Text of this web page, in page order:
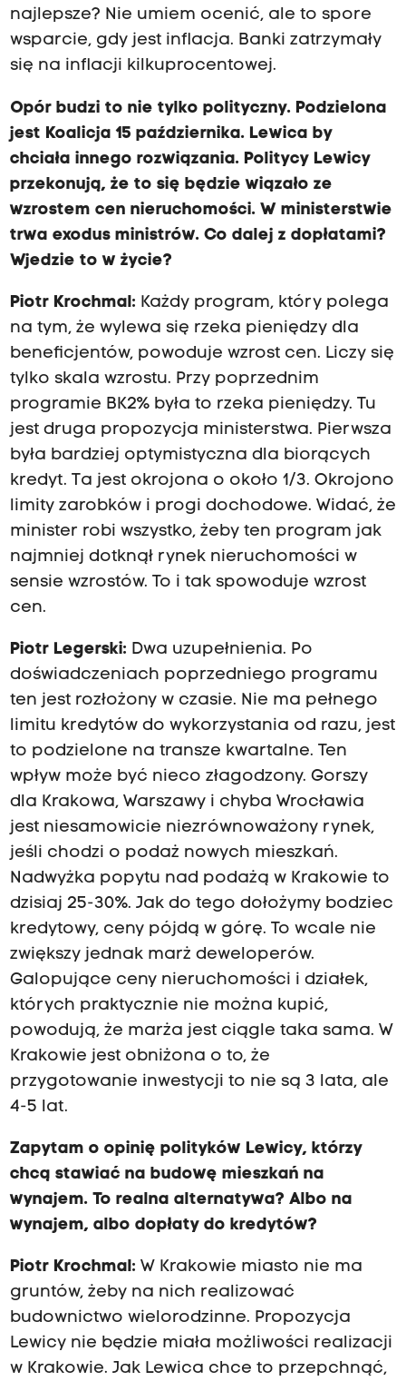
najlepsze? Nie umiem ocenić, ale to spore
wsparcie, gdy jest inflacja. Banki zatrzymały
się na inflacji kilkuprocentowej.
Opór budzi to nie tylko polityczny. Podzielona
jest Koalicja 15 października. Lewica by
chciała innego rozwiązania. Politycy Lewicy
przekonują, że to się będzie wiązało ze
wzrostem cen nieruchomości. W ministerstwie
trwa exodus ministrów. Co dalej z dopłatami?
Wjedzie to w życie?
Piotr Krochmal: Każdy program, który polega
na tym, że wylewa się rzeka pieniędzy dla
beneficjentów, powoduje wzrost cen. Liczy się
tylko skala wzrostu. Przy poprzednim
programie BK2% była to rzeka pieniędzy. Tu
jest druga propozycja ministerstwa. Pierwsza
była bardziej optymistyczna dla biorących
kredyt. Ta jest okrojona o około 1/3. Okrojono
limity zarobków i progi dochodowe. Widać, że
minister robi wszystko, żeby ten program jak
najmniej dotknął rynek nieruchomości w
sensie wzrostów. To i tak spowoduje wzrost
cen.
Piotr Legerski: Dwa uzupełnienia. Po
doświadczeniach poprzedniego programu
ten jest rozłożony w czasie. Nie ma pełnego
limitu kredytów do wykorzystania od razu, jest
to podzielone na transze kwartalne. Ten
wpływ może być nieco złagodzony. Gorszy
dla Krakowa, Warszawy i chyba Wrocławia
jest niesamowicie niezrównoważony rynek,
jeśli chodzi o podaż nowych mieszkań.
Nadwyżka popytu nad podażą w Krakowie to
dzisiaj 25-30%. Jak do tego dołożymy bodziec
kredytowy, ceny pójdą w górę. To wcale nie
zwiększy jednak marż deweloperów.
Galopujące ceny nieruchomości i działek,
których praktycznie nie można kupić,
powodują, że marża jest ciągle taka sama. W
Krakowie jest obniżona o to, że
przygotowanie inwestycji to nie są 3 lata, ale
4-5 lat.
Zapytam o opinię polityków Lewicy, którzy
chcą stawiać na budowę mieszkań na
wynajem. To realna alternatywa? Albo na
wynajem, albo dopłaty do kredytów?
Piotr Krochmal: W Krakowie miasto nie ma
gruntów, żeby na nich realizować
budownictwo wielorodzinne. Propozycja
Lewicy nie będzie miała możliwości realizacji
w Krakowie. Jak Lewica chce to przepchnąć,